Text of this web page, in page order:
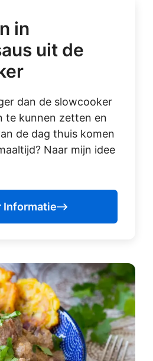
in
uit de
dan de slowcooker
te kunnen zetten en
de dag thuis komen
Naar mijn idee
Informatie